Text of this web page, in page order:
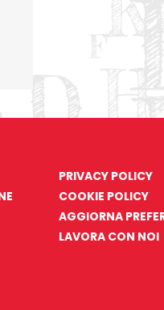
PRIVACY POLICY
COOKIE POLICY
AGGIORNA
LAVORA CON NOI